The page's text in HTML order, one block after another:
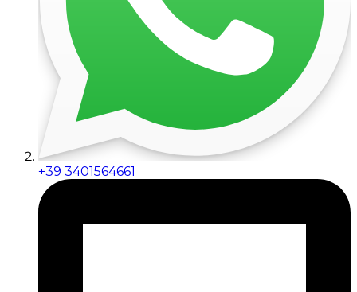
+39 3401564661